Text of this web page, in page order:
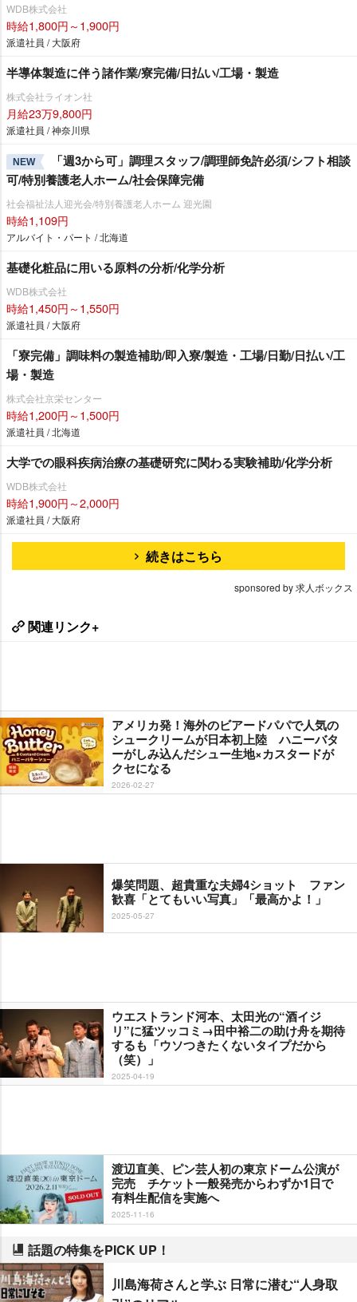
WDB株式会社
時給1,800円～1,900円
派遣社員 / 大阪府
半導体製造に伴う諸作業/寮完備/日払い/工場・製造
株式会社ライオン社
月給23万9,800円
派遣社員 / 神奈川県
NEW
「週3から可」調理スタッフ/調理師免許必須/シフト相談
可/特別養護老人ホーム/社会保障完備
社会福祉法人迎光会/特別養護老人ホーム 迎光園
時給1,109円
アルバイト・パート / 北海道
基礎化粧品に用いる原料の分析/化学分析
WDB株式会社
時給1,450円～1,550円
派遣社員 / 大阪府
「寮完備」調味料の製造補助/即入寮/製造・工場/日勤/日払い/工
場・製造
株式会社京栄センター
時給1,200円～1,500円
派遣社員 / 北海道
大学での眼科疾病治療の基礎研究に関わる実験補助/化学分析
WDB株式会社
時給1,900円～2,000円
派遣社員 / 大阪府
続きはこちら
sponsored by 求人ボックス
関連リンク+
アメリカ発！海外のビアードパパで人気の
シュークリームが日本初上陸 ハニーバタ
ーがしみ込んだシュー生地×カスタードが
クセになる
2026-02-27
爆笑問題、超貴重な夫婦4ショット ファン
歓喜「とてもいい写真」「最高かよ！」
2025-05-27
ウエストランド河本、太田光の“酒イジ
リ”に猛ツッコミ→田中裕二の助け舟を期待
するも「ウソつきたくないタイプだから
（笑）」
2025-04-19
渡辺直美、ピン芸人初の東京ドーム公演が
完売 チケット一般発売からわずか1日で
有料生配信を実施へ
2025-11-16
話題の特集をPICK UP！
川島海荷さんと学ぶ 日常に潜む“人身取